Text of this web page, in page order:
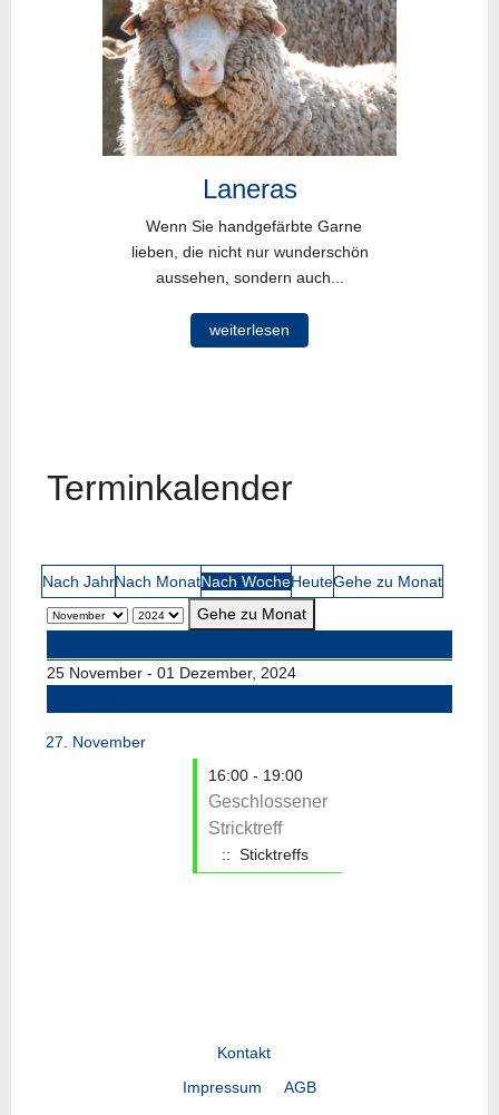
Laneras
Wenn Sie handgefärbte Garne
lieben, die nicht nur wunderschön
aussehen, sondern auch...
weiterlesen
Terminkalender
Nach JahrNach MonatNach WocheHeuteGehe zu Monat
Gehe zu Monat
25 November - 01 Dezember, 2024
27. November
16:00 - 19:00
Geschlossener
Stricktreff
:: Sticktreffs
Kontakt
Impressum
AGB